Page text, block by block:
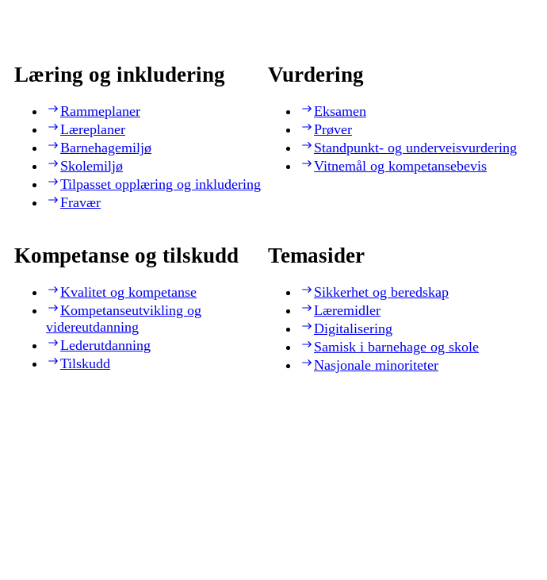
Læring og inkludering
Rammeplaner
Læreplaner
Barnehagemiljø
Skolemiljø
Tilpasset opplæring og inkludering
Fravær
Vurdering
Eksamen
Prøver
Standpunkt- og underveisvurdering
Vitnemål og kompetansebevis
Kompetanse og tilskudd
Kvalitet og kompetanse
Kompetanseutvikling og
videreutdanning
Lederutdanning
Tilskudd
Temasider
Sikkerhet og beredskap
Læremidler
Digitalisering
Samisk i barnehage og skole
Nasjonale minoriteter